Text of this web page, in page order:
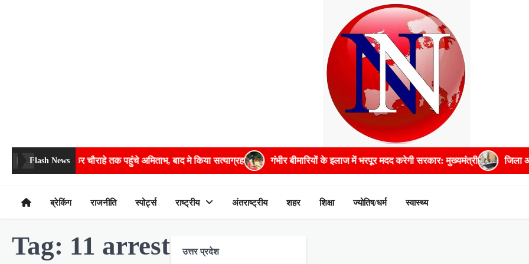
Flash News
बेरीकेडिंग फांदकर चौराहे तक पहुंचे अमिताभ, बाद मे किया सत्याग्रह गंभीर बीमारियों के इलाज में भरपूर मदद करेगी सरकार: मुख्यमंत्री जिला
ब्रेकिंग राजनीति स्पोर्ट्स राष्ट्रीय
उत्तर प्रदेश
अंतराष्ट्रीय शहर शिक्षा ज्योतिष/धर्म स्वास्थ्य
Tag: 11 arrested